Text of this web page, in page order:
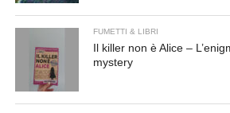
FUMETTI & LIBRI
Il killer non è Alice –
mystery